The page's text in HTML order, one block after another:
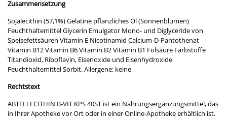
Zusammensetzung
Sojalecithin (57,1%) Gelatine pflanzliches Öl (Sonnenblumen)
Feuchthaltemittel Glycerin Emulgator Mono- und Diglyceride von
Speisefettsäuren Vitamin E Nicotinamid Calcium-D-Pantothenat
Vitamin B12 Vitamin B6 Vitamin B2 Vitamin B1 Folsäure Farbstoffe
Titandioxid, Riboflavin, Eisenoxide und Eisenhydroxide
Feuchthaltemittel Sorbit. Allergene: keine
Rechtstext
ABTEI LECITHIN B-VIT KPS 40ST ist ein Nahrungsergänzungsmittel, das
in Ihrer Apotheke vor Ort oder in einer Online-Apotheke erhältlich ist.